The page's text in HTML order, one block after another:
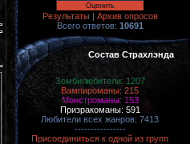
Результаты| Архив опросов
Всего ответов: 10691
Состав Страхлэнда
Зомбилюбители: 1207
Вампироманы: 215
Монстроманы: 153
Призракоманы: 591
Любители всех жанров: 7413
----------------
Присоединиться к одной из групп